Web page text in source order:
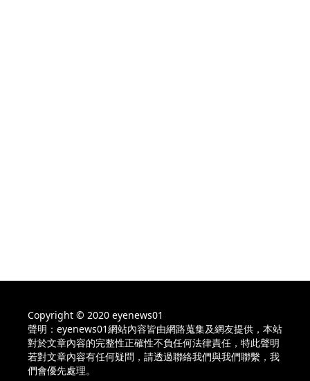
Copyright © 2020 eyenews01
聲明：eyenews01網站內容皆由網路蒐集及網友提供，本站
對於文章內容的完整性正確性不負任何法律責任，特此聲明
若對文章內容有任何疑問，請透過聯絡我們與我們聯繫，我
們會優先處理。